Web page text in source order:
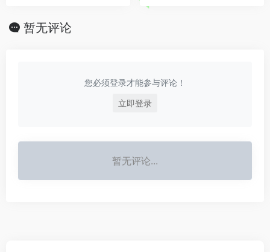
暂无评论
您必须登录才能参与评论！
立即登录
暂无评论...